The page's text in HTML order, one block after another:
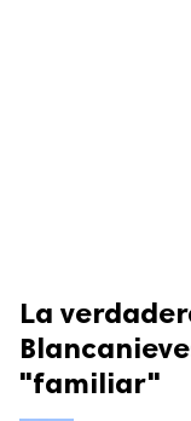
La
"familiar"